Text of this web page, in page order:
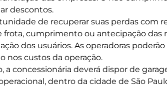
descontos.
de recuperar suas perdas com
frota, cumprimento ou antecipação das
dos usuários. As operadoras
nos custos da operação.
a concessionária deverá dispor de
dentro da cidade de São